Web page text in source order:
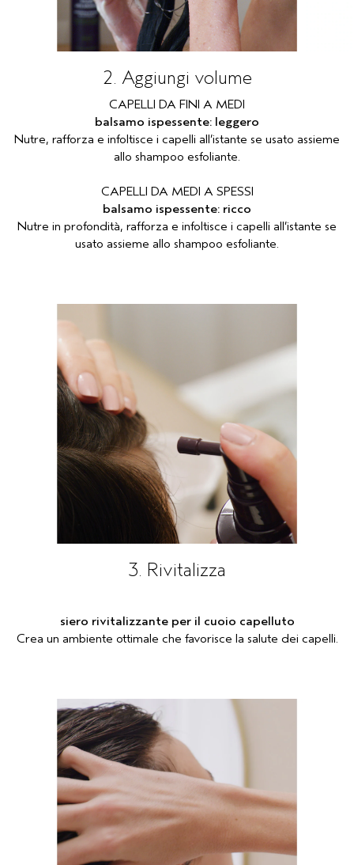
2. Aggiungi volume
CAPELLI DA FINI A MEDI
balsamo ispessente: leggero
Nutre, rafforza e infoltisce i capelli all’istante se usato assieme
allo shampoo esfoliante.
CAPELLI DA MEDI A SPESSI
balsamo ispessente: ricco
Nutre in profondità, rafforza e infoltisce i capelli all’istante se
usato assieme allo shampoo esfoliante.
3. Rivitalizza
siero rivitalizzante per il cuoio capelluto
Crea un ambiente ottimale che favorisce la salute dei capelli.